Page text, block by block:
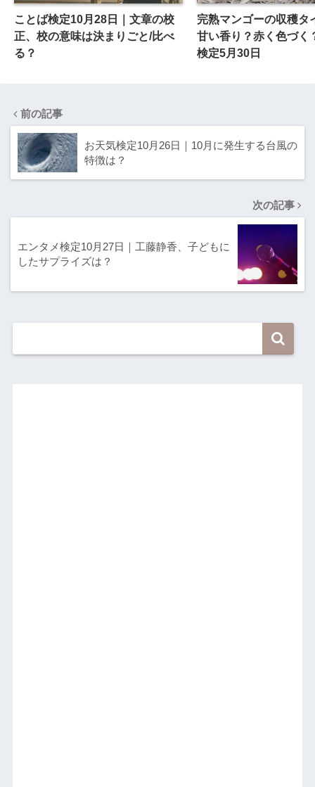
ことば検定10月28日｜文章の校
正、校の意味は決まりごと/比べ
る？
完熟マンゴーの収穫タ
甘い香り？赤く色づく
検定5月30日
前の記事
お天気検定10月26日｜10月に発生する台風の
特徴は？
次の記事
エンタメ検定10月27日｜工藤静香、子どもに
したサプライズは？